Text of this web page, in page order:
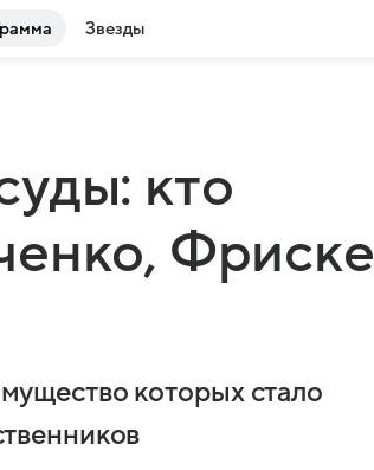
Звезды
кто
Фриске
которых стало